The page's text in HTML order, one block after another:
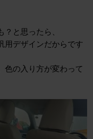
と思ったら、
用デザインだからです
色の入り方が変わって